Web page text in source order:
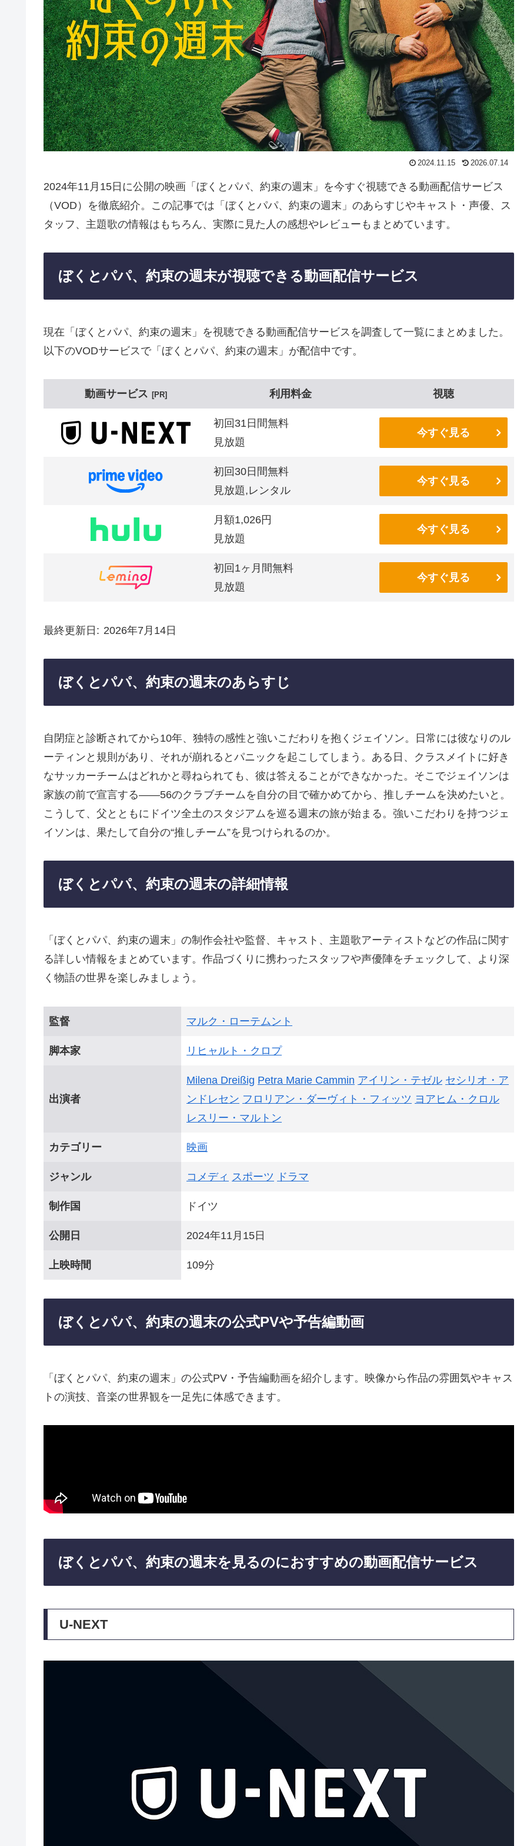
2024.11.15 2026.07.14
2024年11月15日に公開の映画「ぼくとパパ、約束の週末」を今すぐ視聴できる動画配信サービス
（VOD）を徹底紹介。この記事では「ぼくとパパ、約束の週末」のあらすじやキャスト・声優、ス
タッフ、主題歌の情報はもちろん、実際に見た人の感想やレビューもまとめています。
ぼくとパパ、約束の週末が視聴できる動画配信サービス
現在「ぼくとパパ、約束の週末」を視聴できる動画配信サービスを調査して一覧にまとめました。
以下のVODサービスで「ぼくとパパ、約束の週末」が配信中です。
動画サービス PR 利用料金 視聴
初回31日間無料
見放題
今すぐ見る
初回30日間無料
見放題,レンタル
今すぐ見る
月額1,026円
見放題
今すぐ見る
初回1ヶ月間無料
見放題
今すぐ見る
最終更新日 2026年7月14日
ぼくとパパ、約束の週末のあらすじ
自閉症と診断されてから10年、独特の感性と強いこだわりを抱くジェイソン。日常には彼なりのル
ーティンと規則があり、それが崩れるとパニックを起こしてしまう。ある日、クラスメイトに好き
なサッカーチームはどれかと尋ねられても、彼は答えることができなかった。そこでジェイソンは
家族の前で宣言する——56のクラブチームを自分の目で確かめてから、推しチームを決めたいと。
こうして、父とともにドイツ全土のスタジアムを巡る週末の旅が始まる。強いこだわりを持つジェ
イソンは、果たして自分の“推しチーム”を見つけられるのか。
ぼくとパパ、約束の週末の詳細情報
「ぼくとパパ、約束の週末」の制作会社や監督、キャスト、主題歌アーティストなどの作品に関す
る詳しい情報をまとめています。作品づくりに携わったスタッフや声優陣をチェックして、より深
く物語の世界を楽しみましょう。
監督 マルク・ローテムント
脚本家 リヒャルト・クロプ
出演者
Milena Dreißig Petra Marie Cammin アイリン・テゼル セシリオ・ア
ンドレセン フロリアン・ダーヴィト・フィッツ ヨアヒム・クロル
レスリー・マルトン
カテゴリー 映画
ジャンル コメディ スポーツ ドラマ
制作国 ドイツ
公開日 2024年11月15日
上映時間 109分
ぼくとパパ、約束の週末の公式PVや予告編動画
「ぼくとパパ、約束の週末」の公式PV・予告編動画を紹介します。映像から作品の雰囲気やキャス
トの演技、音楽の世界観を一足先に体感できます。
ぼくとパパ、約束の週末を見るのにおすすめの動画配信サービス
U-NEXT